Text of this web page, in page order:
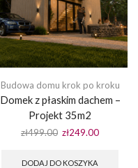
Budowa domu krok po kroku
Domek z płaskim dachem –
Projekt 35m2
zł499.00 Pierwotna
wynosiła:
zł249.00Aktualna
DODAJ DO KOSZYKA